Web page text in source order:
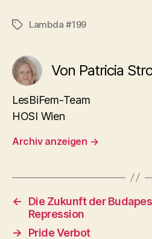
Schlagwörter
Lambda #199
Von Patricia
LesBiFem-Team
HOSI Wien
Archiv anzeigen →
←
Die Zukunft der
Repression
→
Pride Verbot